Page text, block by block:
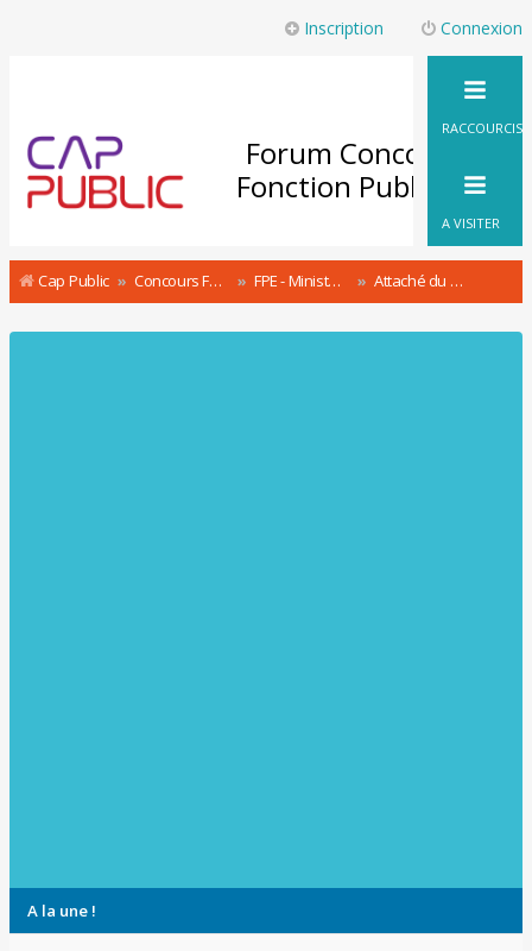
Connexion
Inscription
Forum Concours
Fonction Publique
RACCOURCIS
A VISITER
Cap Public Concours Fonction Publique : le Forum FPE - Ministère de l'Intérieur Concours & recrutement Attaché du ministère de l'Intérieur A Concours et recrutement
A la une !